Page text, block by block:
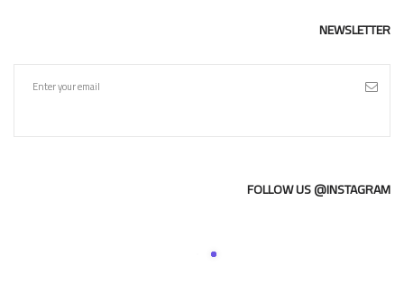
NEWSLETTER
FOLLOW US @INSTAGRAM